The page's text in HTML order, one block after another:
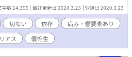
字数 14,399 最終更新日 2020.3.23 登録日 2020.3.23
切ない 依存
病み・鬱要素あり
アス 優等生